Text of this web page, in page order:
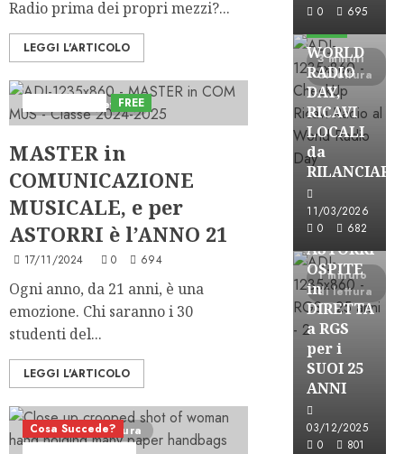
Radio prima dei propri mezzi?...
LEGGI L'ARTICOLO
2 minuti di lettura
FREE
MASTER in
COMUNICAZIONE
MUSICALE, e per
ASTORRI è l’ANNO 21
17/11/2024 0 694
Ogni anno, da 21 anni, è una
emozione. Chi saranno i 30
studenti del...
LEGGI L'ARTICOLO
1 minuto di lettura
Cosa Succede?
0
695
3 minuti
di lettura
Astorri News
WORLD
RADIO
DAY,
RICAVI
LOCALI
da
RILANCIARE
11/03/2026
0
682
1 minuto
di lettura
Astorri News
FREE
ASTORRI
OSPITE
in
DIRETTA
a RGS
per i
SUOI 25
ANNI
03/12/2025
0
801